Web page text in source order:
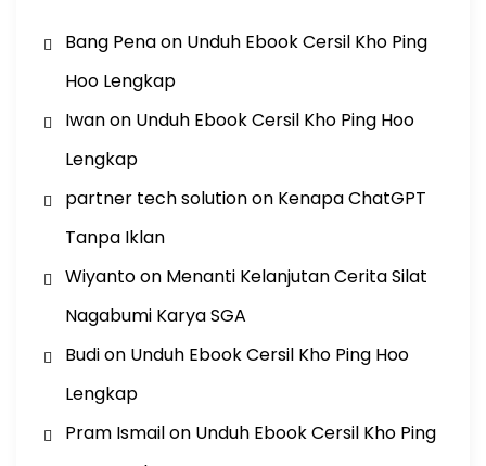
Bang Penaon Unduh Ebook Cersil Kho Ping
Hoo Lengkap
Iwanon Unduh Ebook Cersil Kho Ping Hoo
Lengkap
partner tech solutionon Kenapa ChatGPT
Tanpa Iklan
Wiyantoon Menanti Kelanjutan Cerita Silat
Nagabumi Karya SGA
Budion Unduh Ebook Cersil Kho Ping Hoo
Lengkap
Pram Ismailon Unduh Ebook Cersil Kho Ping